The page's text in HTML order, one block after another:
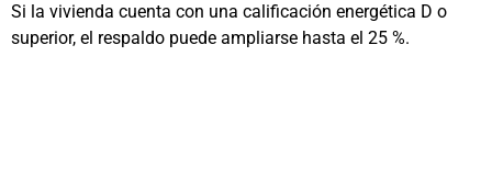
Si la vivienda cuenta con una calificación energética D o
superior, el respaldo puede ampliarse hasta el 25 %.